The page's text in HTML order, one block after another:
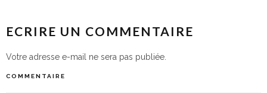
ECRIRE UN COMMENTAIRE
Votre adresse e-mail ne sera pas publiée.
COMMENTAIRE